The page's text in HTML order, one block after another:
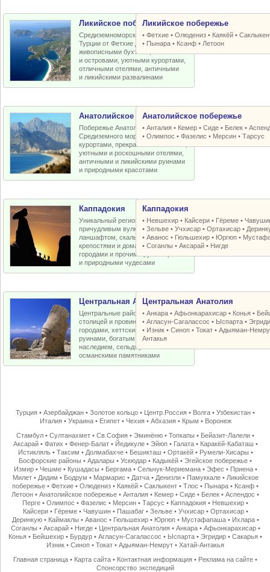
Ликийское побережье
Средиземноморское побережье
Турции от Фетхие до Кемера с
живописными бухтами, пляжами
и островами, уютными курортами,
отличными отелями, античными
и ликийскими развалинами
Ликийское побережье
•Фетхие •Олюдениз • Каякёй •
• Пынара • Ксанф • Летоон
Анатолийское побережье
Побережье Анатолийской бухты
Средиземного моря с отличными
курортами, прекрасными пляжами,
уютными и роскошными отелями,
античными и ликийскими руинами
и природными красотами
Анатолийское побережье
•Анталия • Кемер •Сиде • Белек •
•Олимпос •Фазелис • Мерсин •Тарсус
Каппадокия
Уникальный регион Турции с
причудливым вулканическим
ланшафтом, скальными церквями,
крепостями и домами, пещерными
городами и прочими рукотворными
и природными чудесами
Каппадокия
• Невшехир • Кайсери • Гёреме •
•Зельве •Учхисар •Ортахисар •
•Аванос • Гюльшехир • Юргюп •
•Соганлы •Аксарай • Нигде
Центральная Анатолия
Центральные районы Турции со
столицей и провинциальными
городами, хеттскими и античными
руинами, богатым византийским
наследием, сельджукскими и
османскими памятниками
Центральная Анатолия
•Анкара •Афьонкарахисар • Конья •
•Агласун-Сагалассос • Ыспарта •
• Изник •Синоп •Токат •Адыяман-
Антакья
Турция •Азербайджан •Золотое кольцо • Центр.Россия • Волга •Узбекистан •
Италия• Украина• Египет• Чехия• Абхазия• Крым • Воронеж
Стамбул •Султанахмет •Св.София •Эминёню •Топкапы • Бейазит-Лалели •
Аксарай• Фатих • Фенер-Балат• Йедикуле• Эйюп• Галата• Каракёй-Кабаташ •
Истикляль• Таксим • Долмабахче• Бешикташ • Ортакёй• Румели-Хисары •
Босфорские районы •Адалары •Ускюдар • Кадыкёй •Эгейское побережье •
Измир• Чешме• Кушадасы • Бергама• Сельчук-Мериемана• Эфес • Приена•
Милет• Дидим • Бодрум • Мармарис • Датча• Денизли• Памуккале• Ликийское
побережье •Фетхие •Олюдениз • Каякёй •Саклыкент •Тлос • Пынара • Ксанф •
Летоон •Анатолийское побережье •Анталия • Кемер •Сиде • Белек •Аспендос •
Перге •Олимпос •Фазелис • Мерсин •Тарсус • Каппадокия • Невшехир •
Кайсери• Гёреме• Чавушин• Пашабаг• Зельве• Учхисар• Ортахисар•
Деринкую• Каймаклы • Аванос • Гюльшехир• Юргюп• Мустафапаша• Ихлара•
Соганлы • Аксарай• Нигде• Центральная Анатолия• Анкара• Афьонкарахисар•
Конья • Бейшехир • Бурдур •Агласун-Сагалассос • Ыспарта •Эгридир •Сакарья •
Изник •Синоп •Токат •Адыяман-Немрут •Хатай-Антакья
Главная страница • Карта сайта • Контактная информация • Реклама на сайте •
Спонсорство экспедиций